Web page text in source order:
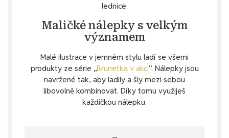
lednice.
Maličké nálepky s velkým
významem
Malé ilustrace v jemném stylu ladí se všemi
produkty ze série „Brunetka v akci“. Nálepky jsou
navržené tak, aby ladily a šly mezi sebou
libovolně kombinovat. Díky tomu využiješ
každičkou nálepku.